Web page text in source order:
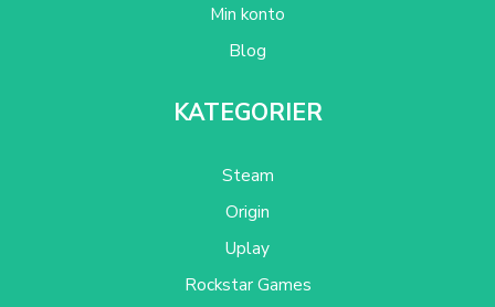
Min konto
Blog
KATEGORIER
Steam
Origin
Uplay
Rockstar Games